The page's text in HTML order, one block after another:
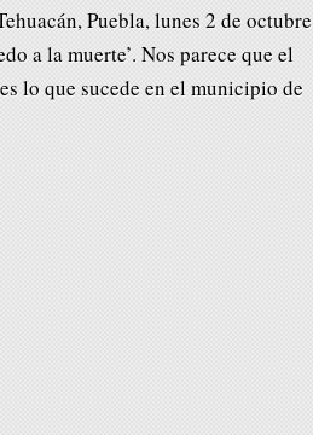
Puebla, lunes 2 de octubre
a la muerte’. Nos parece que el
lo que sucede en el municipio de